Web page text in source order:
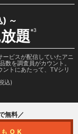
) ～
題※3
ビスが配信していたアニ
数を調査員がカウント。
トにあたって、TVシリ
込)
無料／
OK